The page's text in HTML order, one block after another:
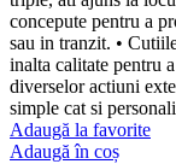
concepute pentru a
sau in tranzit. •
inalta calitate pentru
diverselor actiuni
simple cat si
Adaugă la favorite
Adaugă în coș